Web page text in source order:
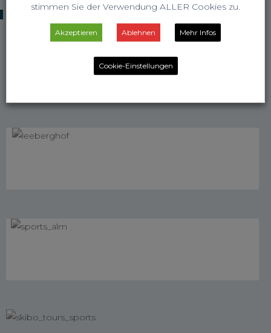
KOOPERATIONSPARTNER
stimmen Sie der Verwendung ALLER Cookies zu.
Akzeptieren Ablehnen Mehr Infos
Cookie-Einstellungen